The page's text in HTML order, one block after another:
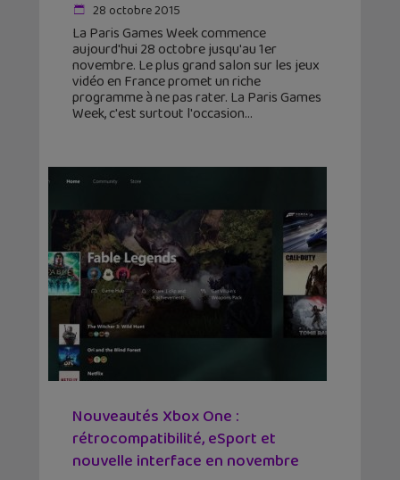
28 octobre 2015
La Paris Games Week commence
aujourd'hui 28 octobre jusqu'au 1er
novembre. Le plus grand salon sur les jeux
vidéo en France promet un riche
programme à ne pas rater. La Paris Games
Week, c'est surtout l'occasion
Nouveautés Xbox One :
rétrocompatibilité, eSport et
nouvelle interface en novembre